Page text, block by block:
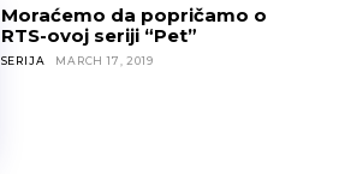
Moraćemo da popričamo o
RTS-ovoj seriji “Pet”
SERIJA MARCH 17, 2019